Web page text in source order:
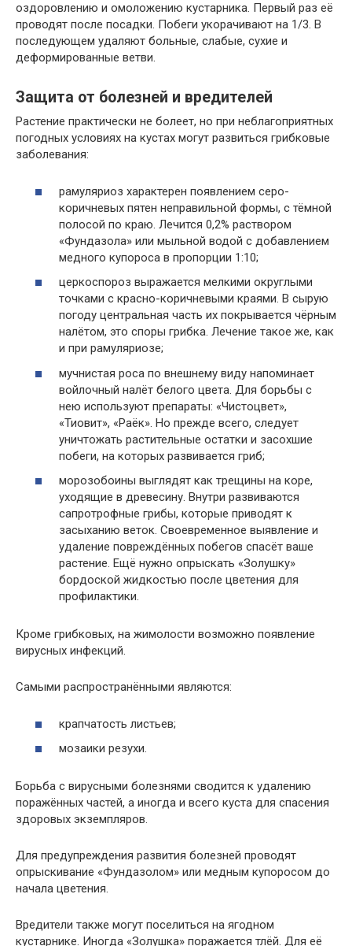
оздоровлению и омоложению кустарника. Первый раз её
проводят после посадки. Побеги укорачивают на 1/3. В
последующем удаляют больные, слабые, сухие и
деформированные ветви.
Защита от болезней и вредителей
Растение практически не болеет, но при неблагоприятных
погодных условиях на кустах могут развиться грибковые
заболевания:
рамуляриоз характерен появлением серо-
коричневых пятен неправильной формы, с тёмной
полосой по краю. Лечится 0,2% раствором
«Фундазола» или мыльной водой с добавлением
медного купороса в пропорции 1:10;
церкоспороз выражается мелкими округлыми
точками с красно-коричневыми краями. В сырую
погоду центральная часть их покрывается чёрным
налётом, это споры грибка. Лечение такое же, как
и при рамуляриозе;
мучнистая роса по внешнему виду напоминает
войлочный налёт белого цвета. Для борьбы с
нею используют препараты: «Чистоцвет»,
«Тиовит», «Раёк». Но прежде всего, следует
уничтожать растительные остатки и засохшие
побеги, на которых развивается гриб;
морозобоины выглядят как трещины на коре,
уходящие в древесину. Внутри развиваются
сапротрофные грибы, которые приводят к
засыханию веток. Своевременное выявление и
удаление повреждённых побегов спасёт ваше
растение. Ещё нужно опрыскать «Золушку»
бордоской жидкостью после цветения для
профилактики.
Кроме грибковых, на жимолости возможно появление
вирусных инфекций.
Самыми распространёнными являются:
крапчатость листьев;
мозаики резухи.
Борьба с вирусными болезнями сводится к удалению
поражённых частей, а иногда и всего куста для спасения
здоровых экземпляров.
Для предупреждения развития болезней проводят
опрыскивание «Фундазолом» или медным купоросом до
начала цветения.
Вредители также могут поселиться на ягодном
кустарнике. Иногда «Золушка» поражается тлёй. Для её